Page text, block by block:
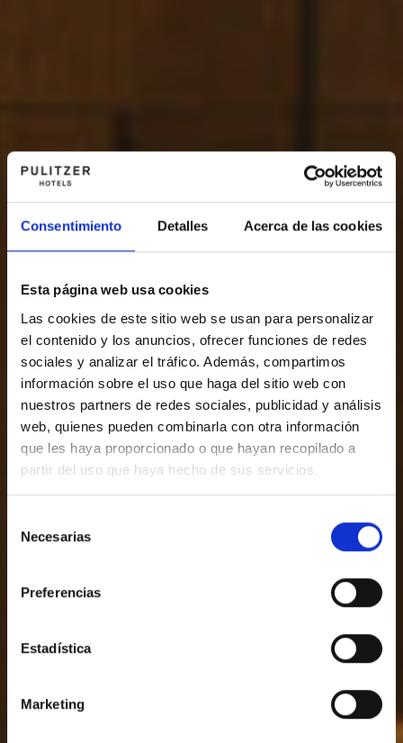
Consentimiento Detalles Acerca de las cookies
Esta página web usa cookies
Las cookies de este sitio web se usan para personalizar
el contenido y los anuncios, ofrecer funciones de redes
sociales y analizar el tráfico. Además, compartimos
información sobre el uso que haga del sitio web con
nuestros partners de redes sociales, publicidad y análisis
web, quienes pueden combinarla con otra información
que les haya proporcionado o que hayan recopilado a
partir del uso que haya hecho de sus servicios.
Necesarias
Preferencias
Estadística
Marketing